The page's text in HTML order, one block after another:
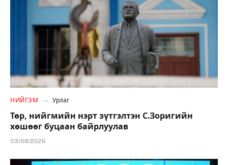
НИЙГЭМ Урлаг
Төр, нийгмийн нэрт зүтгэлтэн С.Зоригийн
хөшөөг буцаан байрлуулав
03/08/2026